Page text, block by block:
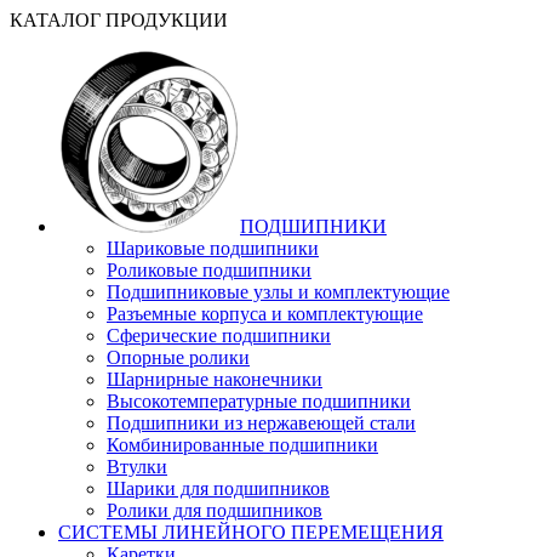
КАТАЛОГ ПРОДУКЦИИ
ПОДШИПНИКИ
Шариковые подшипники
Роликовые подшипники
Подшипниковые узлы и комплектующие
Разъемные корпуса и комплектующие
Сферические подшипники
Опорные ролики
Шарнирные наконечники
Высокотемпературные подшипники
Подшипники из нержавеющей стали
Комбинированные подшипники
Втулки
Шарики для подшипников
Ролики для подшипников
СИСТЕМЫ ЛИНЕЙНОГО ПЕРЕМЕЩЕНИЯ